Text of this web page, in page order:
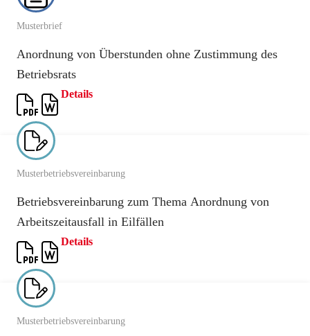
Musterbrief
Anordnung von Überstunden ohne Zustimmung des
Betriebsrats
Details
Musterbetriebsvereinbarung
Betriebsvereinbarung zum Thema Anordnung von
Arbeitszeitausfall in Eilfällen
Details
Musterbetriebsvereinbarung